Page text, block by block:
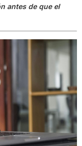
antes de que el